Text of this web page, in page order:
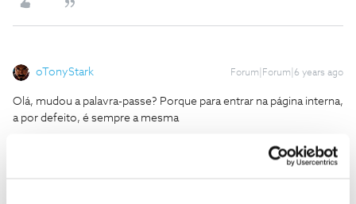
oTonyStark Forum|Forum|6 years ago
Olá, mudou a palavra-passe? Porque para entrar na página interna,
a por defeito, é sempre a mesma